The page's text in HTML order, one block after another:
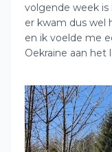
volgende week is
er kwam dus wel
en ik voelde me
Oekraine aan het